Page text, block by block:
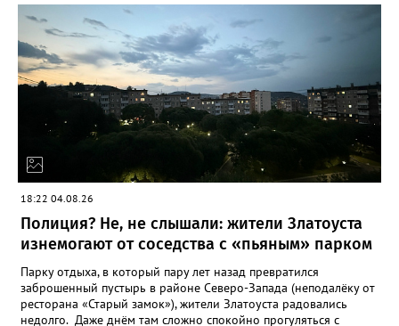
федеральном университете с участием Президента Российской
Федерации Владимира Путина, который поздравил участников
с успешным завершением конкурса и отметил значимость
проекта для развития талантливой молодёжи», - сообщили в
Движении Первых Златоуста. Победителей Всероссийского
конкурса «Большая перемена» ждёт многодневное
«Путешествие мечты» на специальном поезде РЖД по
маршруту Москва-Владивосток с остановками на Байкале и
космодроме Байконур, а также в крупных городах по дороге.
18:22 04.08.26
Полиция? Не, не слышали: жители Златоуста
изнемогают от соседства с «пьяным» парком
Парку отдыха, в который пару лет назад превратился
заброшенный пустырь в районе Северо-Запада (неподалёку от
ресторана «Старый замок»), жители Златоуста радовались
недолго. Даже днём там сложно спокойно прогуляться с